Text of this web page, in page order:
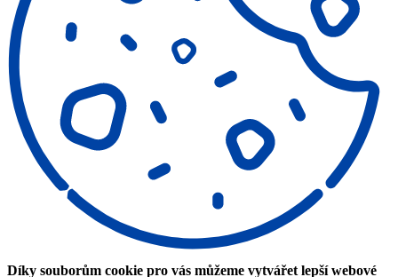
Díky souborům cookie pro vás můžeme vytvářet lepší webové